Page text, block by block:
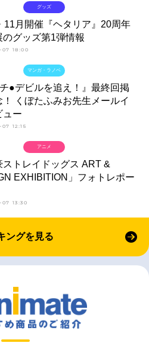
11月開催『ヘタリア』20周年
のグッズ第1弾情報
07 18:00
グッズ
チ●デビルを追え！』最終回掲
！ くぼたふみお先生メールイ
ュー
12:15
マンガ・ラノベ
ストレイドッグス ART &
EXHIBITION」フォトレポー
13:30
アニメ
ングを見る